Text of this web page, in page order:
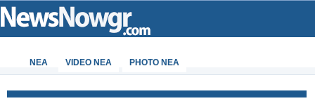
ΝΕΑ VIDEO NEA PHOTO NEA